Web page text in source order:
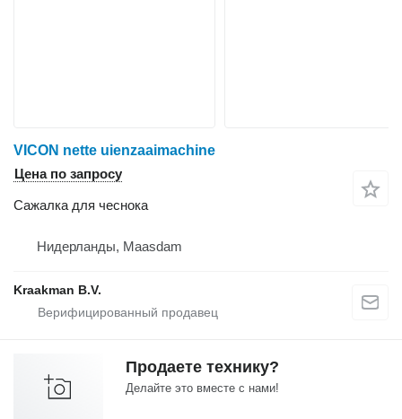
VICON nette uienzaaimachine
Цена по запросу
Сажалка для чеснока
Нидерланды, Maasdam
Kraakman B.V.
Продаете технику?
Делайте это вместе с нами!